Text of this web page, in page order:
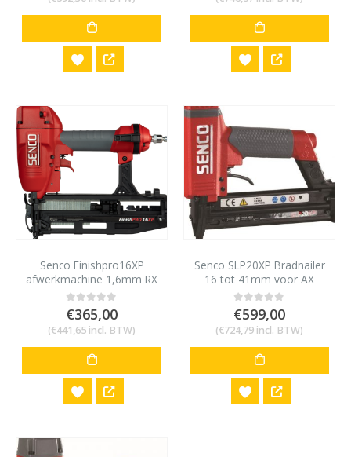
Senco Finishpro16XP
afwerkmachine 1,6mm RX
32-65mm
0out of 5
€365,00
(€441,65 incl. BTW)
Senco SLP20XP Bradnailer
16 tot 41mm voor AX
minibrads 18 gauge
0out of 5
€599,00
(€724,79 incl. BTW)